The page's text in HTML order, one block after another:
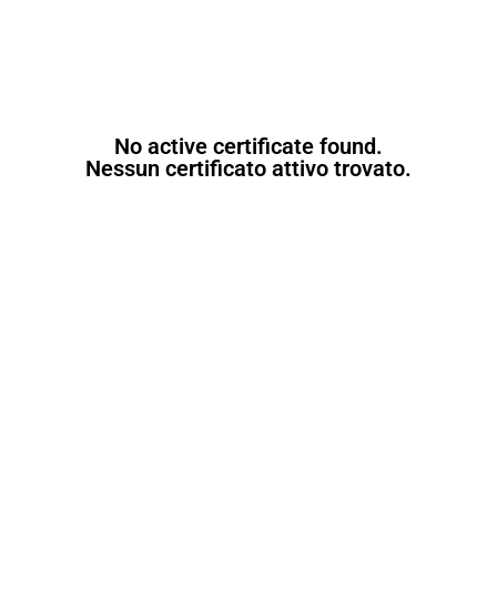
No active certificate found.
Nessun certificato attivo trovato.